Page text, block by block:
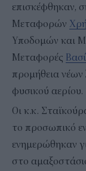
επισκέφθηκαν,
Μεταφορών
Υποδομών και
Μεταφορές
προμήθεια
φυσικού αερίου.
Οι κ.κ.
το προσωπικό
ενημερώθηκαν
στο